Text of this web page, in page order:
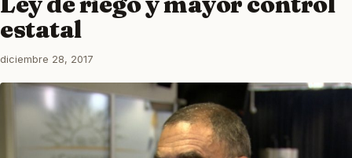
estatal
diciembre 28, 2017